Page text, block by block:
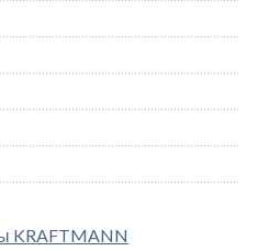
KRAFTMANN